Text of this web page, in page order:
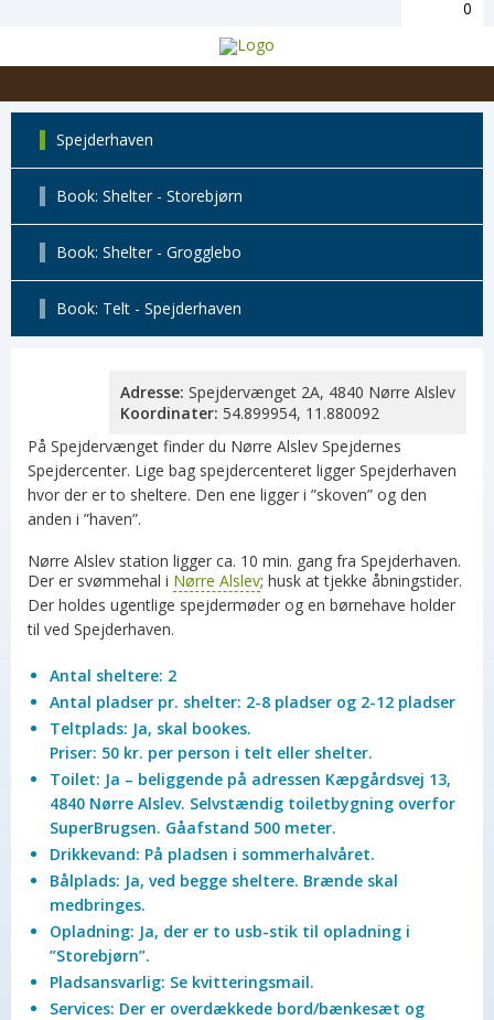
0
Spejderhaven
Book: Shelter - Storebjørn
Book: Shelter - Grogglebo
Book: Telt - Spejderhaven
Adresse: Spejdervænget 2A, 4840 Nørre Alslev
Koordinater: 54.899954, 11.880092
På Spejdervænget finder du Nørre Alslev Spejdernes
Spejdercenter. Lige bag spejdercenteret ligger Spejderhaven
hvor der er to sheltere. Den ene ligger i ”skoven” og den
anden i ”haven”.
Nørre Alslev station ligger ca. 10 min. gang fra Spejderhaven.
Der er svømmehal i Nørre Alslev; husk at tjekke åbningstider.
Der holdes ugentlige spejdermøder og en børnehave holder
til ved Spejderhaven.
Antal sheltere: 2
Antal pladser pr. shelter: 2-8 pladser og 2-12 pladser
Teltplads: Ja, skal bookes.
Priser: 50 kr. per person i telt eller shelter.
Toilet: Ja – beliggende på adressen Kæpgårdsvej 13,
4840 Nørre Alslev. Selvstændig toiletbygning overfor
SuperBrugsen. Gåafstand 500 meter.
Drikkevand: På pladsen i sommerhalvåret.
Bålplads: Ja, ved begge sheltere. Brænde skal
medbringes.
Opladning: Ja, der er to usb-stik til opladning i
”Storebjørn”.
Pladsansvarlig: Se kvitteringsmail.
Services: Der er overdækkede bord/bænkesæt og